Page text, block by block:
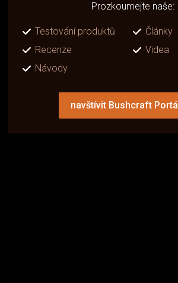
Prozkoumejte naše:
Testování produktů
Články
Recenze
Videa
Návody
navštívit Bushcraft Portál